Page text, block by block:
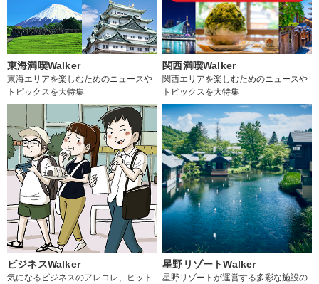
東海満喫Walker
東海エリアを楽しむためのニュースや
トピックスを大特集
関西満喫Walker
関西エリアを楽しむためのニュースや
トピックスを大特集
ビジネスWalker
気になるビジネスのアレコレ、ヒット
星野リゾートWalker
星野リゾートが運営する多彩な施設の